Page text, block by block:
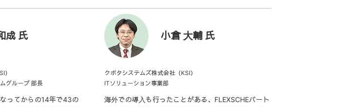
成 氏
）
グループ 部長
ってからの14年で43の
小倉 大輔 氏
クボタシステムズ株式会社（KSI）
ITソリューション事業部
海外での導入も行ったことがある、FLEXSCHEパート